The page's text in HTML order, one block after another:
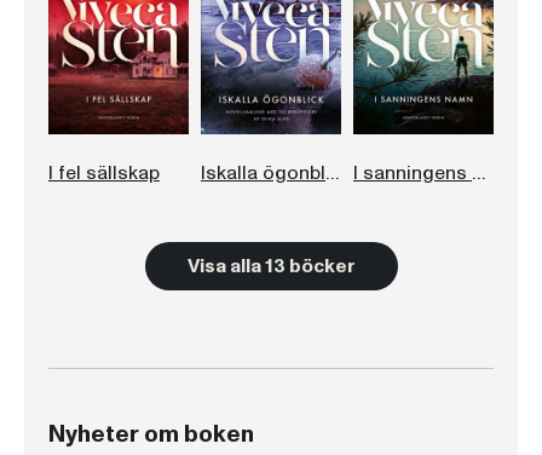
I fel sällskap Iskalla ögonblick I sanningens namn
Visa alla 13 böcker
Nyheter om boken